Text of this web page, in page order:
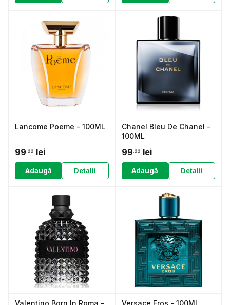
Lancome Poeme - 100ML
99 .99 lei
Adaugă Detalii
Chanel Bleu De Chanel -
100ML
99 .99 lei
Adaugă Detalii
Valentino Born In Roma - Versace Eros - 100ML